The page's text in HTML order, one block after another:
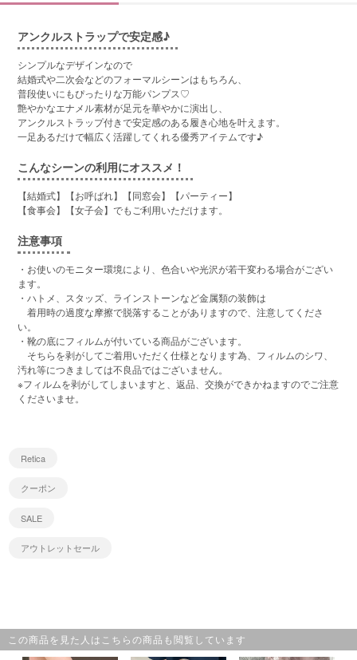
アンクルストラップで安定感♪
シンプルなデザインなので
結婚式や二次会などのフォーマルシーンはもちろん、
普段使いにもぴったりな万能パンプス♡
艶やかなエナメル素材が足元を華やかに演出し、
アンクルストラップ付きで安定感のある履き心地を叶えます。
一足あるだけで幅広く活躍してくれる優秀アイテムです♪
こんなシーンの利用にオススメ！
【結婚式】【お呼ばれ】【同窓会】【パーティー】
【食事会】【女子会】でもご利用いただけます。
注意事項
・お使いのモニター環境により、色合いや光沢が若干変わる場合がござい
ます。
・ハトメ、スタッズ、ラインストーンなど金属類の装飾は
着用時の過度な摩擦で脱落することがありますので、注意してくださ
い。
・靴の底にフィルムが付いている商品がございます。
そちらを剥がしてご着用いただく仕様となります為、フィルムのシワ、
汚れ等につきましては不良品ではございません。
※フィルムを剥がしてしまいますと、返品、交換ができかねますのでご注意
くださいませ。
Retica
クーポン
SALE
アウトレットセール
この商品を見た人はこちらの商品も閲覧しています